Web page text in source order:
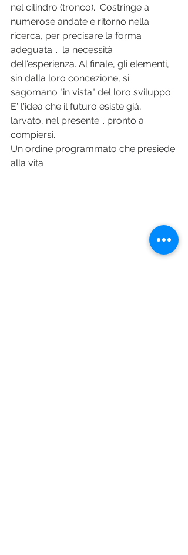
nel cilindro (tronco).  Costringe a
numerose andate e ritorno nella
ricerca, per precisare la forma
adeguata...  la necessità
dell'esperienza. Al finale, gli elementi,
sin dalla loro concezione, si
sagomano "in vista" del loro sviluppo.
E' l'idea che il futuro esiste già,
larvato, nel presente... pronto a
compiersi.
Un ordine programmato che presiede
alla vita